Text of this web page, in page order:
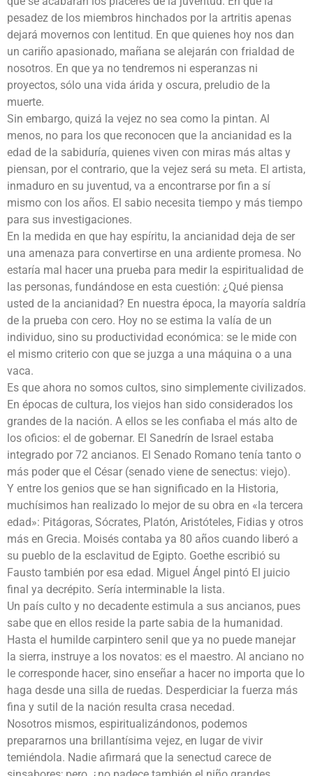
pesadez de los miembros hinchados por la artritis apenas
dejará movernos con lentitud. En que quienes hoy nos dan
un cariño apasionado, mañana se alejarán con frialdad de
nosotros. En que ya no tendremos ni esperanzas ni
proyectos, sólo una vida árida y oscura, preludio de la
muerte.
Sin embargo, quizá la vejez no sea como la pintan. Al
menos, no para los que reconocen que la ancianidad es la
edad de la sabiduría, quienes viven con miras más altas y
piensan, por el contrario, que la vejez será su meta. El artista,
inmaduro en su juventud, va a encontrarse por fin a sí
mismo con los años. El sabio necesita tiempo y más tiempo
para sus investigaciones.
En la medida en que hay espíritu, la ancianidad deja de ser
una amenaza para convertirse en una ardiente promesa. No
estaría mal hacer una prueba para medir la espiritualidad de
las personas, fundándose en esta cuestión: ¿Qué piensa
usted de la ancianidad? En nuestra época, la mayoría saldría
de la prueba con cero. Hoy no se estima la valía de un
individuo, sino su productividad económica: se le mide con
el mismo criterio con que se juzga a una máquina o a una
vaca.
Es que ahora no somos cultos, sino simplemente civilizados.
En épocas de cultura, los viejos han sido considerados los
grandes de la nación. A ellos se les confiaba el más alto de
los oficios: el de gobernar. El Sanedrín de Israel estaba
integrado por 72 ancianos. El Senado Romano tenía tanto o
más poder que el César (senado viene de senectus: viejo).
Y entre los genios que se han significado en la Historia,
muchísimos han realizado lo mejor de su obra en «la tercera
edad»: Pitágoras, Sócrates, Platón, Aristóteles, Fidias y otros
más en Grecia. Moisés contaba ya 80 años cuando liberó a
su pueblo de la esclavitud de Egipto. Goethe escribió su
Fausto también por esa edad. Miguel Ángel pintó El juicio
final ya decrépito. Sería interminable la lista.
Un país culto y no decadente estimula a sus ancianos, pues
sabe que en ellos reside la parte sabia de la humanidad.
Hasta el humilde carpintero senil que ya no puede manejar
la sierra, instruye a los novatos: es el maestro. Al anciano no
le corresponde hacer, sino enseñar a hacer no importa que lo
haga desde una silla de ruedas. Desperdiciar la fuerza más
fina y sutil de la nación resulta crasa necedad.
Nosotros mismos, espiritualizándonos, podemos
prepararnos una brillantísima vejez, en lugar de vivir
temiéndola. Nadie afirmará que la senectud carece de